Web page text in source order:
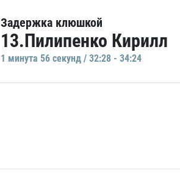
Задержка клюшкой
13.Пилипенко Кирилл
1 минутa 56 секунд / 32:28 - 34:24